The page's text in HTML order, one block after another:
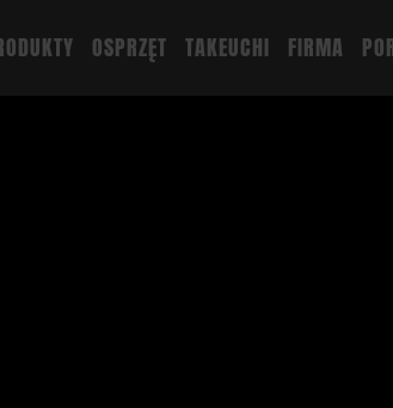
OSPRZĘT TAKEUCHI FIRMA